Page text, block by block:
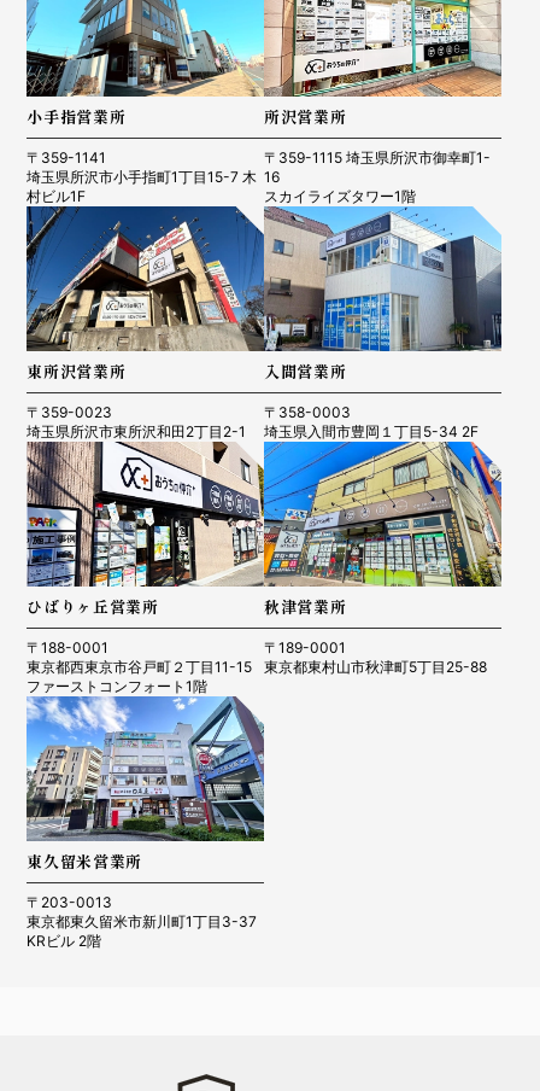
小手指営業所
〒359-1141
埼玉県所沢市小手指町1丁目15-7 木
村ビル1F
所沢営業所
〒359-1115 埼玉県所沢市御幸町1-
16
スカイライズタワー1階
東所沢営業所
〒359-0023
埼玉県所沢市東所沢和田2丁目2-1
入間営業所
〒358-0003
埼玉県入間市豊岡１丁目5-34 2F
ひばりヶ丘営業所
〒188-0001
東京都西東京市谷戸町２丁目11-15
ファーストコンフォート1階
秋津営業所
〒189-0001
東京都東村山市秋津町5丁目25-88
東久留米営業所
〒203-0013
東京都東久留米市新川町1丁目3-37
KRビル 2階